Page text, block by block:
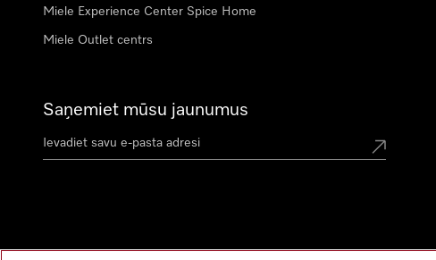
Miele Experience Center Spice Home
Miele Outlet centrs
Saņemiet mūsu jaunumus